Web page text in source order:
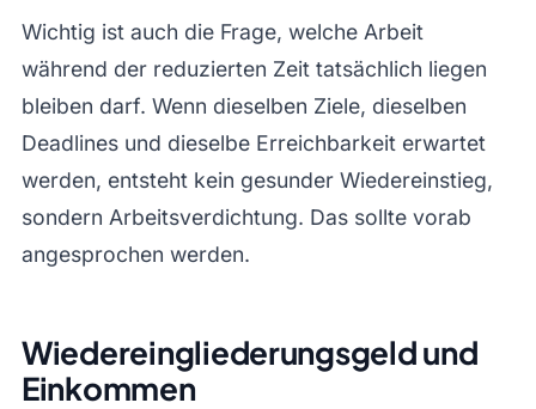
Wichtig ist auch die Frage, welche Arbeit
während der reduzierten Zeit tatsächlich liegen
bleiben darf. Wenn dieselben Ziele, dieselben
Deadlines und dieselbe Erreichbarkeit erwartet
werden, entsteht kein gesunder Wiedereinstieg,
sondern Arbeitsverdichtung. Das sollte vorab
angesprochen werden.
Wiedereingliederungsgeld und
Einkommen